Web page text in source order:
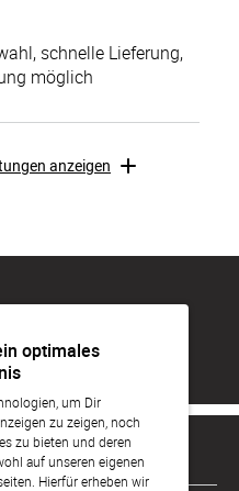
optimales
um Dir
zu zeigen, noch
zu bieten und deren
auf unseren eigenen
Hierfür erheben wir
schnelle Lieferung,
möglich
anzeigen